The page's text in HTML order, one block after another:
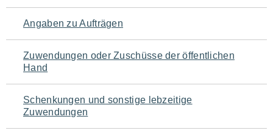
Angaben zu Aufträgen
Zuwendungen oder Zuschüsse der öffentlichen
Hand
Schenkungen und sonstige lebzeitige
Zuwendungen